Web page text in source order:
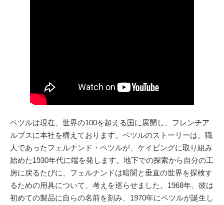
ペツルは現在、世界の100を超える国に展開し、フレンチア
ルプスに本社を構えております。ペツルのストーリーは、職
人であったフェルナンド・ペツルが、ケイビングに取り組み
始めた1930年代に端を発します。地下での探索から自分の工
房に戻るたびに、フェルナンドは暗闇と垂直の世界を探検す
るための用具について、考えを巡らせました。1968年、彼は
初めての製品に自らの名前を刻み、1970年にペツルが誕生し